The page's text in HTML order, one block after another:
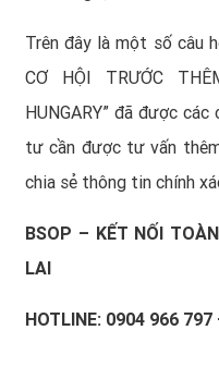
Trên đây là một số câu
CƠ HỘI TRƯỚC
HUNGARY” đã được
tư cần được tư vấn
chia sẻ thông tin chính
BSOP – KẾT NỐI
LAI
HOTLINE: 0904 966